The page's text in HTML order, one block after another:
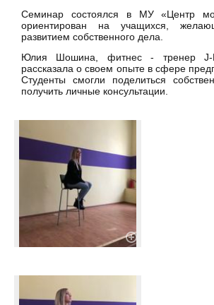
Семинар состоялся в МУ «Центр
ориентирован на учащихся,
развитием собственного дела.
Юлия Шошина, фитнес - тренер J-
рассказала о своем опыте в сфере
Студенты смогли поделиться
получить личные консультации.